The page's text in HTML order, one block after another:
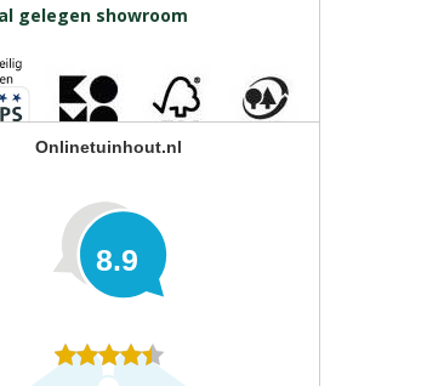
gelegen showroom
Onlinetuinhout.nl
8.9